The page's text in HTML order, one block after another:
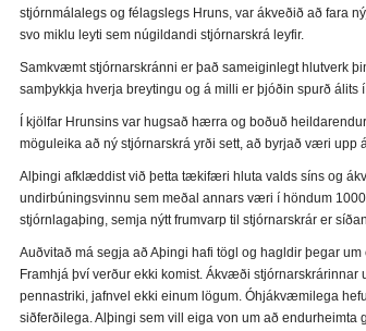
stjórnmálalegs og félagslegs Hruns, var ákveðið að fara
svo miklu leyti sem núgildandi stjórnarskrá leyfir.
Samkvæmt stjórnarskránni er það sameiginlegt hlutverk
samþykkja hverja breytingu og á milli er þjóðin spurð álits
Í kjölfar Hrunsins var hugsað hærra og boðuð
möguleika að ný stjórnarskrá yrði sett, að byrjað væri upp
Alþingi afklæddist við þetta tækifæri hluta valds síns og
undirbúningsvinnu sem meðal annars væri í höndum
stjórnlagaþing, semja nýtt frumvarp til stjórnarskrár er
Auðvitað má segja að Aþingi hafi tögl og hagldir þegar
Framhjá því verður ekki komist. Ákvæði
pennastriki, jafnvel ekki einum lögum. Óhjákvæmilega
siðferðilega. Alþingi sem vill eiga von um að endurheimta